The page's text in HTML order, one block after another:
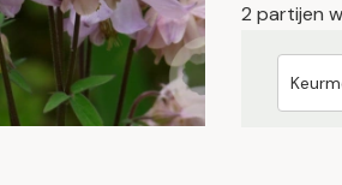
2 partijen